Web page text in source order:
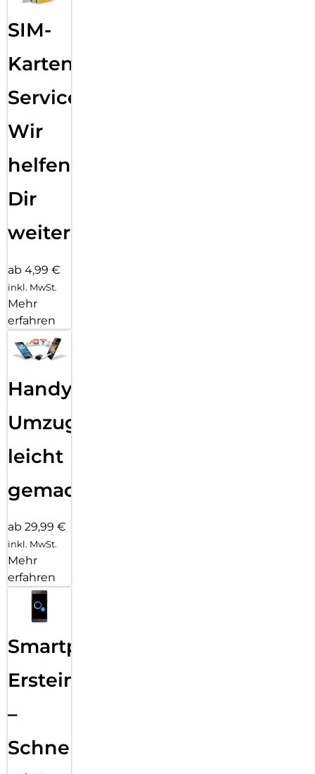
SIM-
Karten
Service:
Wir
helfen
Dir
weiter
ab 4,99 €
inkl. MwSt.
Mehr
erfahren
Handy
Umzug
leicht
gemacht!
ab 29,99 €
inkl. MwSt.
Mehr
erfahren
Smartphone
Ersteinrichtung
–
Schnelle